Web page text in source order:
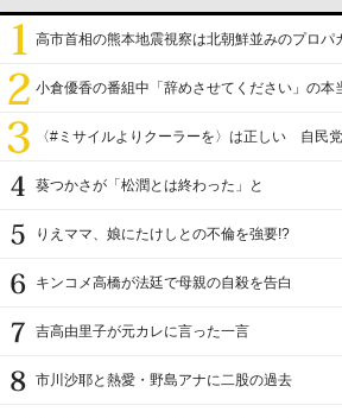
高市首相の熊本地震視察は北朝鮮並みのプロパ
小倉優香の番組中「辞めさせてください」の本
〈#ミサイルよりクーラーを〉は正しい 自民
葵つかさが「松潤とは終わった」と
りえママ、娘にたけしとの不倫を強要!?
キンコメ高橋が法廷で母親の自殺を告白
吉高由里子が元カレに言った一言
市川沙耶と熱愛・野島アナに二股の過去